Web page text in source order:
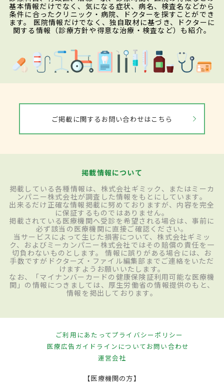
基本情報だけでなく、気になる症状、病名、検査名などから
条件に合ったクリニック・病院、ドクターを探すことができ
ます。 医院情報だけでなく、独自取材に基づき、ドクターに
関する情報（診療方針や得意な治療・検査など）も紹介。
ご掲載に関するお問い合わせはこちら
掲載情報について
掲載している各種情報は、株式会社ギミック、またはミーカ
ンパニー株式会社が調査した情報をもとにしています。
出来るだけ正確な情報掲載に努めておりますが、内容を完全
に保証するものではありません。
掲載されている医療機関へ受診を希望される場合は、事前に
必ず該当の医療機関に直接ご確認ください。
当サービスによって生じた損害について、株式会社ギミッ
ク、およびミーカンパニー株式会社ではその賠償の責任を一
切負わないものとします。 情報に誤りがある場合には、お
手数ですがドクターズ・ファイル編集部までご連絡をいただ
けますようお願いいたします。
なお、「マイナンバーカードの健康保険証利用可能な医療機
関」の情報につきましては、厚生労働省の情報提供のもと、
情報を掲出しております。
ご利用にあたってプライバシーポリシー
医療広告ガイドラインについてお問い合わせ
運営会社
【医療機関の方】